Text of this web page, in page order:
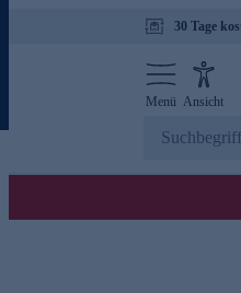
30 Tage
Menü Ansicht